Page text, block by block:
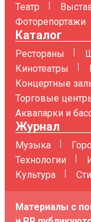
Театр
Фоторепортажи
Каталог
Рестораны
Кинотеатры
Концертные
Торговые
Аквапарки и
Журнал
Музыка
Технологии
Культура
Материалы с